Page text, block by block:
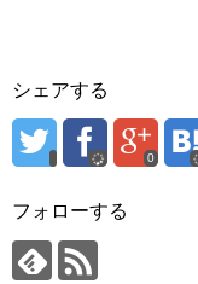
シェアする
0
フォローする